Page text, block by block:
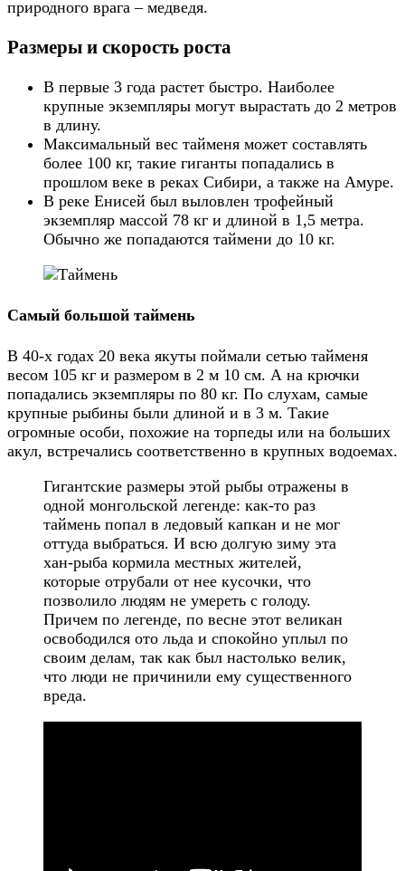
природного врага – медведя.
Размеры и скорость роста
В первые 3 года растет быстро. Наиболее
крупные экземпляры могут вырастать до 2 метров
в длину.
Максимальный вес тайменя может составлять
более 100 кг, такие гиганты попадались в
прошлом веке в реках Сибири, а также на Амуре.
В реке Енисей был выловлен трофейный
экземпляр массой 78 кг и длиной в 1,5 метра.
Обычно же попадаются таймени до 10 кг.
Самый большой таймень
В 40-х годах 20 века якуты поймали сетью тайменя
весом 105 кг и размером в 2 м 10 см. А на крючки
попадались экземпляры по 80 кг. По слухам, самые
крупные рыбины были длиной и в 3 м. Такие
огромные особи, похожие на торпеды или на больших
акул, встречались соответственно в крупных водоемах.
Гигантские размеры этой рыбы отражены в
одной монгольской легенде: как-то раз
таймень попал в ледовый капкан и не мог
оттуда выбраться. И всю долгую зиму эта
хан-рыба кормила местных жителей,
которые отрубали от нее кусочки, что
позволило людям не умереть с голоду.
Причем по легенде, по весне этот великан
освободился ото льда и спокойно уплыл по
своим делам, так как был настолько велик,
что люди не причинили ему существенного
вреда.